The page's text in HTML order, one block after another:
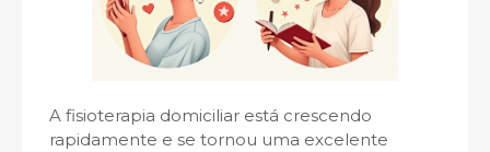
A fisioterapia domiciliar está crescendo
rapidamente e se tornou uma excelente